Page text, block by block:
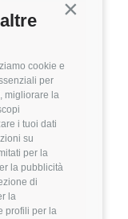
Continua
cookie e
per
migliorare la
i tuoi dati
su
per la
la pubblicità
di
la
profili per la